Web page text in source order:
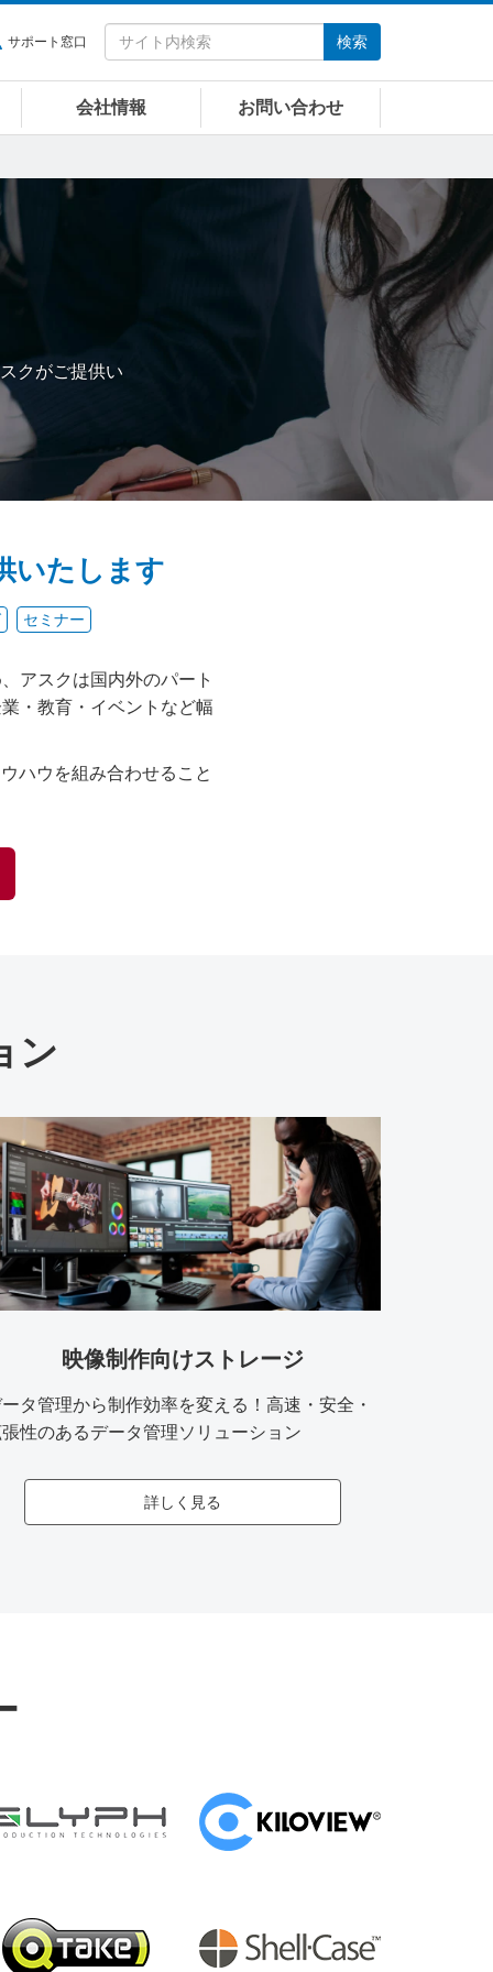
サポート窓口 検索
会社情報 お問い合わせ
クがご提供い
いたします
セミナー
アスクは国内外のパート
・教育・イベントなど幅
ハウを組み合わせること
ン
映像制作向けストレージ
タ管理から制作効率を変える！高速・安全・
性のあるデータ管理ソリューション
詳しく見る